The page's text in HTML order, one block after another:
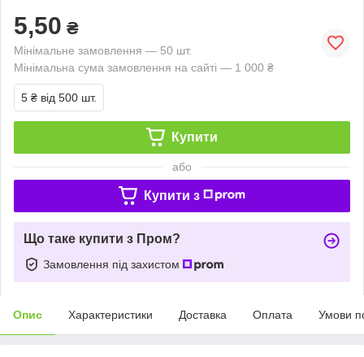
5,50 ₴
Мінімальне замовлення — 50 шт.
Мінімальна сума замовлення на сайті — 1 000 ₴
5 ₴ від 500 шт.
Купити
або
Купити з
Що таке купити з Пром?
Замовлення під захистом
Опис Характеристики Доставка Оплата Умови